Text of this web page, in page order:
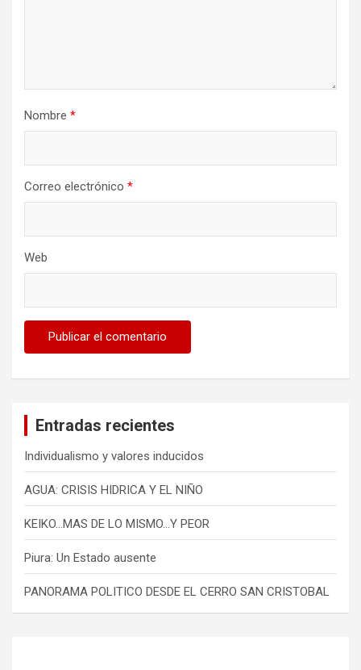
Nombre *
Correo electrónico *
Web
Entradas recientes
Individualismo y valores inducidos
AGUA: CRISIS HIDRICA Y EL NIÑO
KEIKO…MAS DE LO MISMO…Y PEOR
Piura: Un Estado ausente
PANORAMA POLITICO DESDE EL CERRO SAN CRISTOBAL